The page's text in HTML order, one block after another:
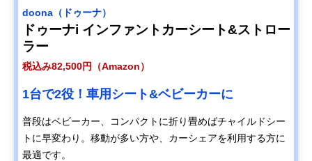
doona（ドゥーナ）
ドゥーナi インファントカーシート&ストロー
ラー
税込み82,500円（Amazon）
1台で2役！車用シート&ベビーカーに
普段はベビーカー、コンパクトに折り畳めばチャイルドシー
トに早変わり。移動が多い方や、カーシェアを利用する方に
最適です。